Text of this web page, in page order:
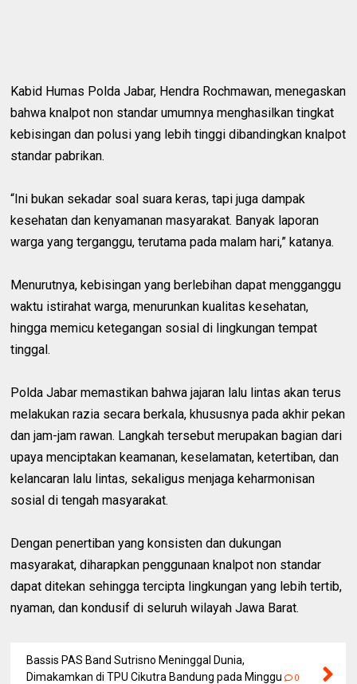
Kabid Humas Polda Jabar, Hendra Rochmawan, menegaskan
bahwa knalpot non standar umumnya menghasilkan tingkat
kebisingan dan polusi yang lebih tinggi dibandingkan knalpot
standar pabrikan.
“Ini bukan sekadar soal suara keras, tapi juga dampak
kesehatan dan kenyamanan masyarakat. Banyak laporan
warga yang terganggu, terutama pada malam hari,” katanya.
Menurutnya, kebisingan yang berlebihan dapat mengganggu
waktu istirahat warga, menurunkan kualitas kesehatan,
hingga memicu ketegangan sosial di lingkungan tempat
tinggal.
Polda Jabar memastikan bahwa jajaran lalu lintas akan terus
melakukan razia secara berkala, khususnya pada akhir pekan
dan jam-jam rawan. Langkah tersebut merupakan bagian dari
upaya menciptakan keamanan, keselamatan, ketertiban, dan
kelancaran lalu lintas, sekaligus menjaga keharmonisan
sosial di tengah masyarakat.
Dengan penertiban yang konsisten dan dukungan
masyarakat, diharapkan penggunaan knalpot non standar
dapat ditekan sehingga tercipta lingkungan yang lebih tertib,
nyaman, dan kondusif di seluruh wilayah Jawa Barat.
Bassis PAS Band Sutrisno Meninggal Dunia,
Dimakamkan di TPU Cikutra Bandung pada Minggu
0